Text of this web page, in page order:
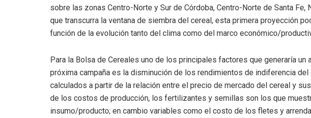
sobre las zonas Centro-Norte y Sur de Córdoba, Centro-Norte de Santa Fe,
que transcurra la ventana de siembra del cereal, esta primera proyección
función de la evolución tanto del clima como del marco económico/
Para la Bolsa de Cereales uno de los principales factores que generaría un
próxima campaña es la disminución de los rendimientos de indiferencia
calculados a partir de la relación entre el precio de mercado del cereal y
de los costos de producción, los fertilizantes y semillas son los que
insumo/producto; en cambio variables como el costo de los fletes y